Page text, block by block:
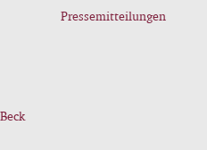
Pressemitteilungen